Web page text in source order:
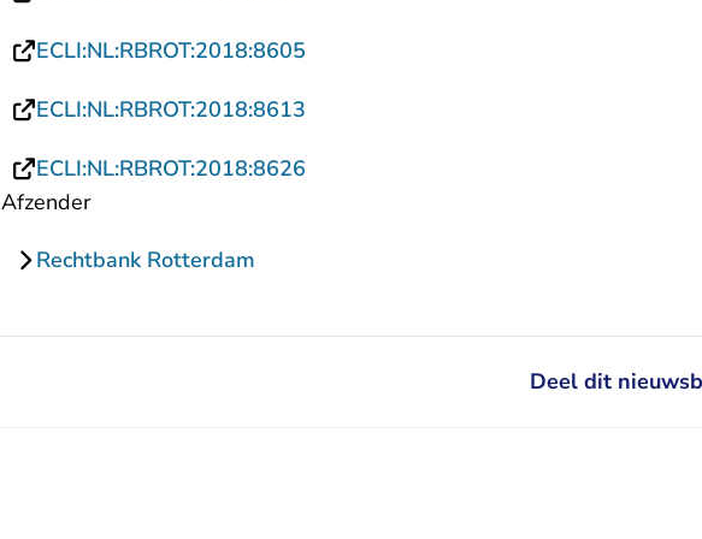
ECLI:NL:RBROT:2018:8605
ECLI:NL:RBROT:2018:8613
ECLI:NL:RBROT:2018:8626
Afzender
Rechtbank Rotterdam
Deel dit